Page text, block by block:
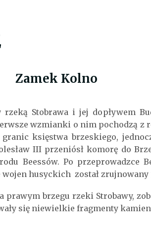
Zamek Kolno
Stobrawa i jej dopływem
wzmianki o nim pochodzą z
księstwa brzeskiego,
III przeniósł komorę do
Beessów. Po przeprowadzce
wojen husyckich został
brzegu rzeki Strobawy,
się niewielkie fragmenty